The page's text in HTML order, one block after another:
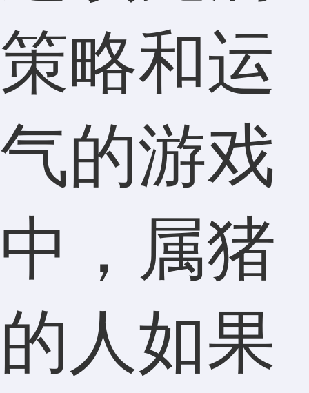
策略和运
气的游戏
中，属猪
的人如果